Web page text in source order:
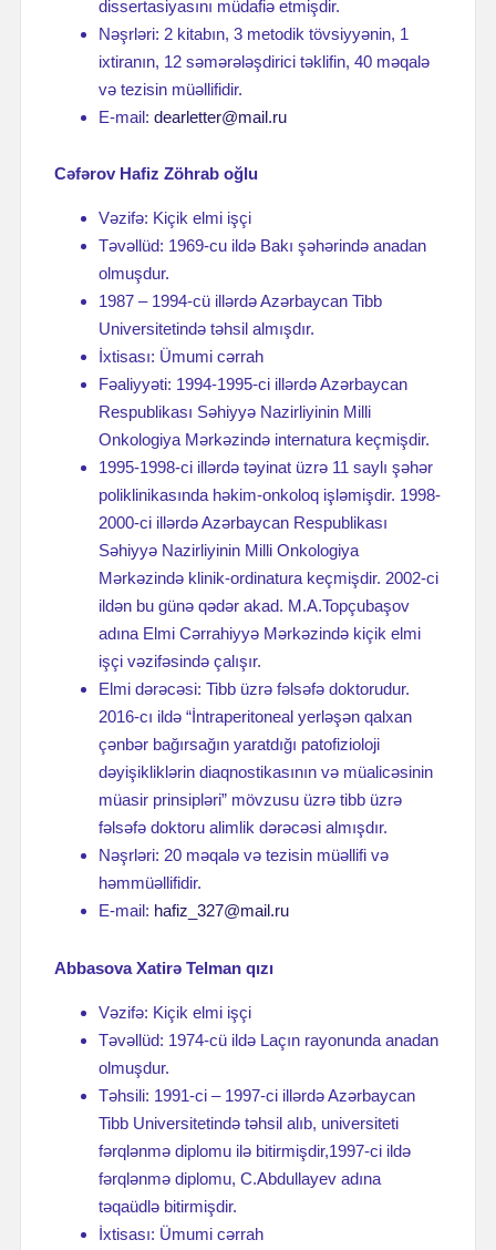
dissertasiyasını müdafiə etmişdir.
Nəşrləri: 2 kitabın, 3 metodik tövsiyyənin, 1
ixtiranın, 12 səmərələşdirici təklifin, 40 məqalə
və tezisin müəllifidir.
E-mail: dearletter@mail.ru
Cəfərov Hafiz Zöhrab oğlu
Vəzifə: Kiçik elmi işçi
Təvəllüd: 1969-cu ildə Bakı şəhərində anadan
olmuşdur.
1987 – 1994-cü illərdə Azərbaycan Tibb
Universitetində təhsil almışdır.
İxtisası: Ümumi cərrah
Fəaliyyəti: 1994-1995-ci illərdə Azərbaycan
Respublikası Səhiyyə Nazirliyinin Milli
Onkologiya Mərkəzində internatura keçmişdir.
1995-1998-ci illərdə təyinat üzrə 11 saylı şəhər
poliklinikasında həkim-onkoloq işləmişdir. 1998-
2000-ci illərdə Azərbaycan Respublikası
Səhiyyə Nazirliyinin Milli Onkologiya
Mərkəzində klinik-ordinatura keçmişdir. 2002-ci
ildən bu günə qədər akad. M.A.Topçubaşov
adına Elmi Cərrahiyyə Mərkəzində kiçik elmi
işçi vəzifəsində çalışır.
Elmi dərəcəsi: Tibb üzrə fəlsəfə doktorudur.
2016-cı ildə “İntraperitoneal yerləşən qalxan
çənbər bağırsağın yaratdığı patofizioloji
dəyişikliklərin diaqnostikasının və müalicəsinin
müasir prinsipləri” mövzusu üzrə tibb üzrə
fəlsəfə doktoru alimlik dərəcəsi almışdır.
Nəşrləri: 20 məqalə və tezisin müəllifi və
həmmüəllifidir.
E-mail: hafiz_327@mail.ru
Abbasova Xatirə Telman qızı
Vəzifə: Kiçik elmi işçi
Təvəllüd: 1974-cü ildə Laçın rayonunda anadan
olmuşdur.
Təhsili: 1991-ci – 1997-ci illərdə Azərbaycan
Tibb Universitetində təhsil alıb, universiteti
fərqlənmə diplomu ilə bitirmişdir,1997-ci ildə
fərqlənmə diplomu, C.Abdullayev adına
təqaüdlə bitirmişdir.
İxtisası: Ümumi cərrah